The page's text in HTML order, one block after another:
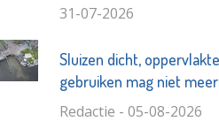
31-07-2026
Sluizen dicht,
gebruiken mag niet meer
Redactie - 05-08-2026